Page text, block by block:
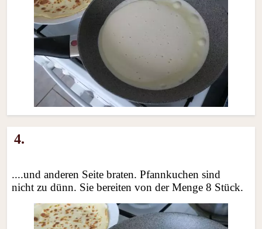
4.
....und anderen Seite braten. Pfannkuchen sind
nicht zu dünn. Sie bereiten von der Menge 8 Stück.